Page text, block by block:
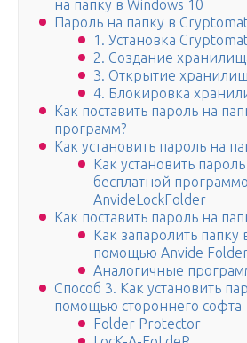
на папку в Windows 10
Пароль на папку в
1. Установка
2. Создание
3. Открытие
4. Блокировка
Как поставить пароль на
программ?
Как установить пароль на
Как установить
бесплатной
AnvideLockFolder
Как поставить пароль на
Как запаролить папку
помощью Anvide
Аналогичные
Способ 3. Как установить
помощью стороннего софта
Folder Protector